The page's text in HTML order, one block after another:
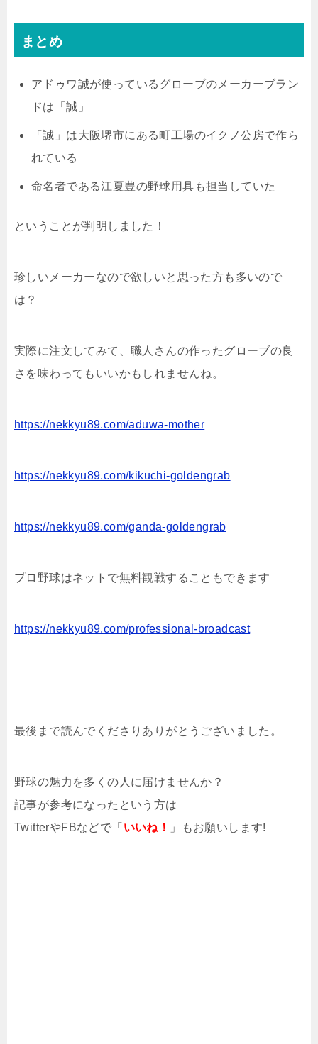
まとめ
アドゥワ誠が使っているグローブのメーカーブラン
ドは「誠」
「誠」は大阪堺市にある町工場のイクノ公房で作ら
れている
命名者である江夏豊の野球用具も担当していた
ということが判明しました！
珍しいメーカーなので欲しいと思った方も多いので
は？
実際に注文してみて、職人さんの作ったグローブの良
さを味わってもいいかもしれませんね。
https://nekkyu89.com/aduwa-mother
https://nekkyu89.com/kikuchi-goldengrab
https://nekkyu89.com/ganda-goldengrab
プロ野球はネットで無料観戦することもできます
https://nekkyu89.com/professional-broadcast
最後まで読んでくださりありがとうございました。
野球の魅力を多くの人に届けませんか？
記事が参考になったという方は
TwitterやFBなどで「 いいね！ 」もお願いします!